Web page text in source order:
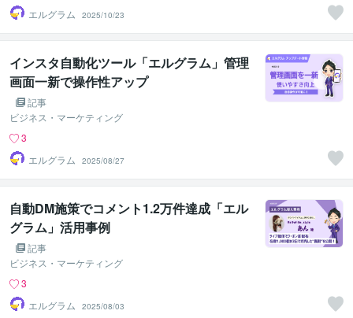
エルグラム
2025/10/23
インスタ自動化ツール「エルグラム」管理
画面一新で操作性アップ
記事
ビジネス・マーケティング
3
エルグラム
2025/08/27
自動DM施策でコメント1.2万件達成「エル
グラム」活用事例
記事
ビジネス・マーケティング
3
エルグラム
2025/08/03